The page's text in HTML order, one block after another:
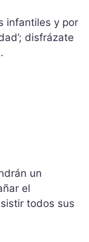
infantiles y por
disfrázate
un
el
todos sus